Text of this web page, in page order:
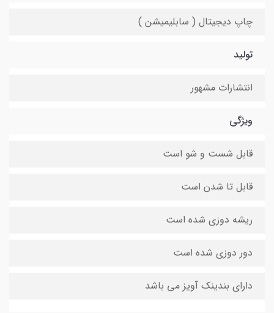
چاپ دیجیتال ( سابلیمیشن )
تولید
انتشارات مشهور
ویژگی
قابل شست و شو است
قابل تا شدن است
ریشه دوزی شده است
دور دوزی شده است
دارای بندینک آویز می باشد